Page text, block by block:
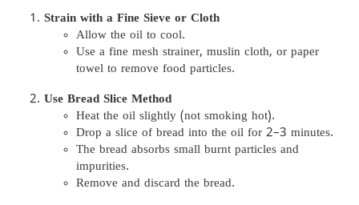
Strain with a Fine Sieve or Cloth
Allow the oil to cool.
Use a fine mesh strainer, muslin cloth, or paper
towel to remove food particles.
Use Bread Slice Method
Heat the oil slightly (not smoking hot).
Drop a slice of bread into the oil for 2–3 minutes.
The bread absorbs small burnt particles and
impurities.
Remove and discard the bread.